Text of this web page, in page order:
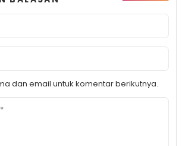
dan email untuk komentar berikutnya.